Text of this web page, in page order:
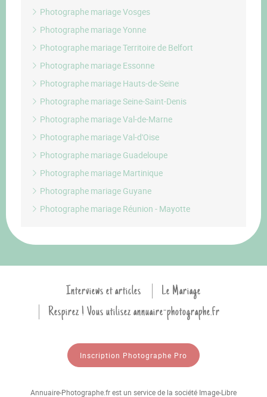
Photographe mariage Vosges
Photographe mariage Yonne
Photographe mariage Territoire de Belfort
Photographe mariage Essonne
Photographe mariage Hauts-de-Seine
Photographe mariage Seine-Saint-Denis
Photographe mariage Val-de-Marne
Photographe mariage Val-d'Oise
Photographe mariage Guadeloupe
Photographe mariage Martinique
Photographe mariage Guyane
Photographe mariage Réunion - Mayotte
Interviews et articles
Le Mariage
Respirez ! Vous utilisez annuaire-photographe.fr
Inscription Photographe Pro
Annuaire-Photographe.fr est un service de la société Image-Libre